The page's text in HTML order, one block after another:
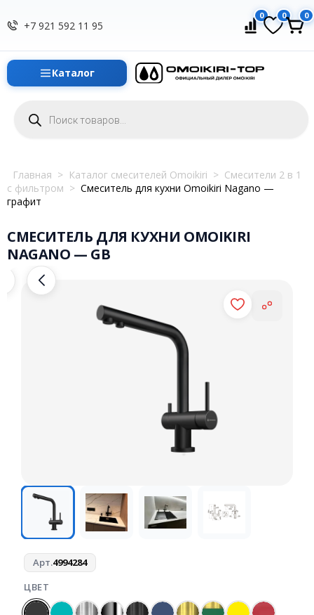
+7 921 592 11 95
0 0 0
Каталог
товаров
Главная > Каталог смесителей Omoikiri > Смесители 2 в 1
с фильтром > Смеситель для кухни Omoikiri Nagano —
графит
СМЕСИТЕЛЬ ДЛЯ КУХНИ OMOIKIRI
NAGANO — GB
Арт.4994284
ЦВЕТ